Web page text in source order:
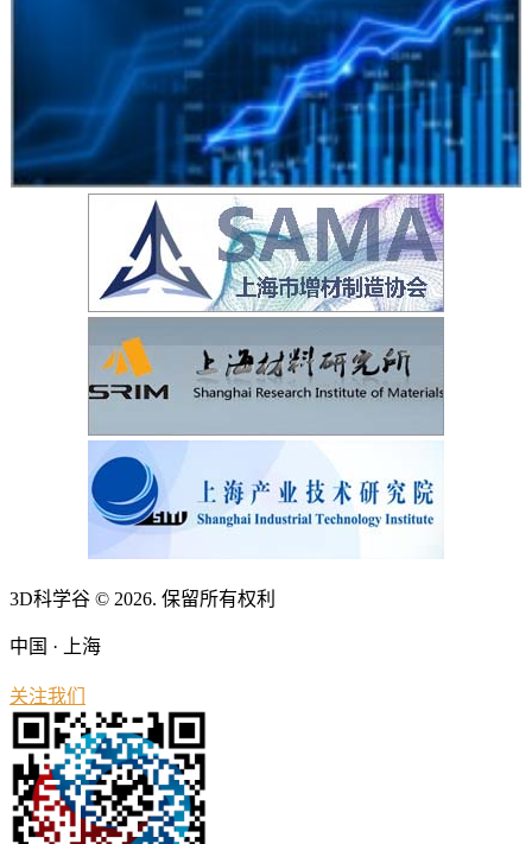
3D科学谷 © 2026. 保留所有权利
中国 · 上海
关注我们